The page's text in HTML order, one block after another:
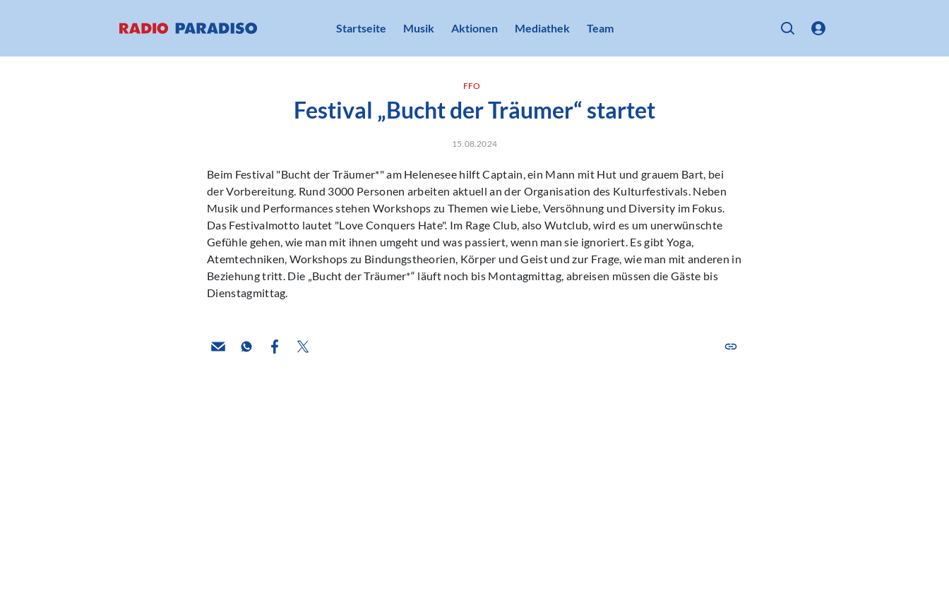
Startseite Musik Aktionen Mediathek Team
FFO
Festival „Bucht der Träumer“ startet
15.08.2024
Beim Festival "Bucht der Träumer*" am Helenesee hilft Captain, ein Mann mit Hut und grauem Bart, bei
der Vorbereitung. Rund 3000 Personen arbeiten aktuell an der Organisation des Kulturfestivals. Neben
Musik und Performances stehen Workshops zu Themen wie Liebe, Versöhnung und Diversity im Fokus.
Das Festivalmotto lautet "Love Conquers Hate". Im Rage Club, also Wutclub, wird es um unerwünschte
Gefühle gehen, wie man mit ihnen umgeht und was passiert, wenn man sie ignoriert. Es gibt Yoga,
Atemtechniken, Workshops zu Bindungstheorien, Körper und Geist und zur Frage, wie man mit anderen in
Beziehung tritt. Die „Bucht der Träumer*“ läuft noch bis Montagmittag, abreisen müssen die Gäste bis
Dienstagmittag.